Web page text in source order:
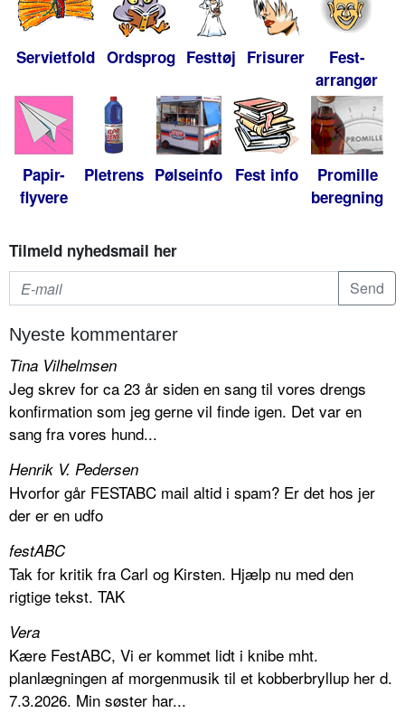
Servietfold Ordsprog Festtøj Frisurer
Fest-
arrangør
Papir-
flyvere
Pletrens Pølseinfo Fest info
Promille
beregning
Tilmeld nyhedsmail her
Nyeste kommentarer
Tina Vilhelmsen
Jeg skrev for ca 23 år siden en sang til vores drengs
konfirmation som jeg gerne vil finde igen. Det var en
sang fra vores hund...
Henrik V. Pedersen
Hvorfor går FESTABC mail altid i spam? Er det hos jer
der er en udfo
festABC
Tak for kritik fra Carl og Kirsten. Hjælp nu med den
rigtige tekst. TAK
Vera
Kære FestABC, Vi er kommet lidt i knibe mht.
planlægningen af morgenmusik til et kobberbryllup her d.
7.3.2026. Min søster har...